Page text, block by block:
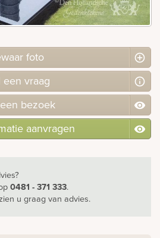
foto
een vraag
een bezoek
aanvragen
0481 - 371 333.
u graag van advies.